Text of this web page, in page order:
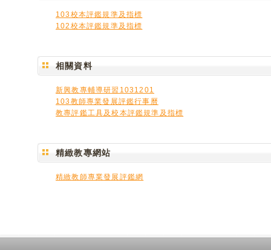
103校本評鑑規準及指標
102校本評鑑規準及指標
相關資料
新興教專輔導研習1031201
103教師專業發展評鑑行事曆
教專評鑑工具及校本評鑑規準及指標
精緻教專網站
精緻教師專業發展評鑑網